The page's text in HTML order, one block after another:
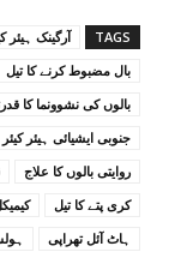
TAGS آرگینک ہیئر
بال مضبوط کرنے کا تیل
بالوں کی نشوونما کا
جنوبی ایشیائی ہیئر کیئر
روایتی بالوں کا علاج
کری پتے کا تیل
ہاٹ آئل تھراپی